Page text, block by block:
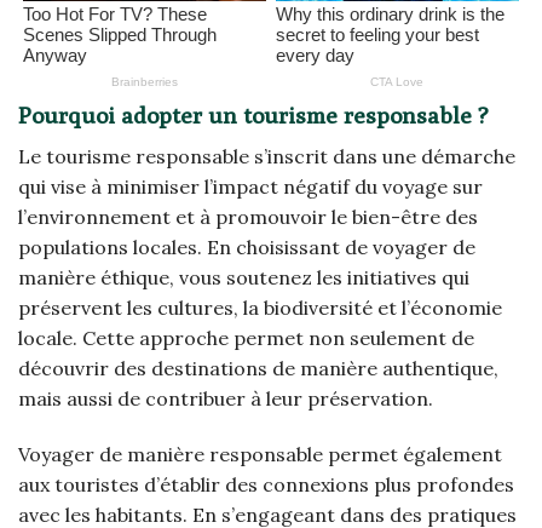
Pourquoi adopter un tourisme responsable ?
Le tourisme responsable s’inscrit dans une démarche
qui vise à minimiser l’impact négatif du voyage sur
l’environnement et à promouvoir le bien-être des
populations locales. En choisissant de voyager de
manière éthique, vous soutenez les initiatives qui
préservent les cultures, la biodiversité et l’économie
locale. Cette approche permet non seulement de
découvrir des destinations de manière authentique,
mais aussi de contribuer à leur préservation.
Voyager de manière responsable permet également
aux touristes d’établir des connexions plus profondes
avec les habitants. En s’engageant dans des pratiques